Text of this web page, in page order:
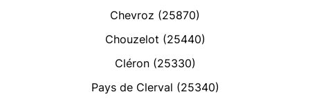
Chevroz (25870)
Chouzelot (25440)
Cléron (25330)
Pays de Clerval (25340)